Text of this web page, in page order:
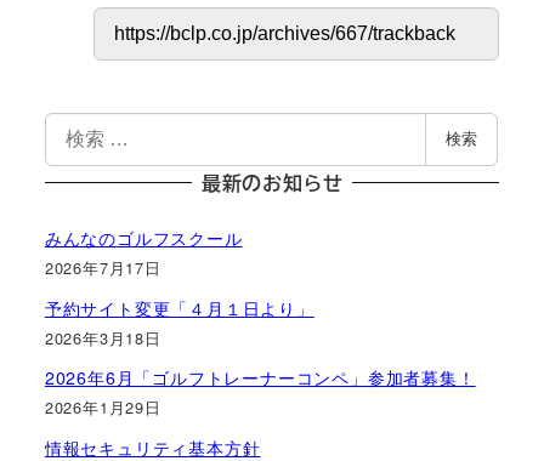
検
索
検索
最新のお知らせ
みんなのゴルフスクール
2026年7月17日
予約サイト変更「４月１日より」
2026年3月18日
2026年6月「ゴルフトレーナーコンペ」参加者募集！
2026年1月29日
情報セキュリティ基本方針